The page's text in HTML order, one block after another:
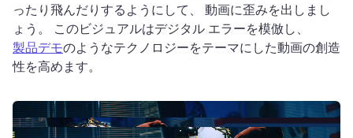
ったり飛んだりするようにして、 動画に歪みを出しまし
ょう。 このビジュアルはデジタル エラーを模倣し、
製品デモのようなテクノロジーをテーマにした動画の創造
性を高めます。